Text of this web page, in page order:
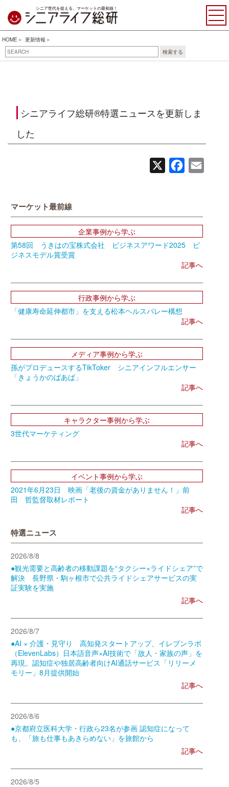
シニア世代を捉える、マーケットの最前線！
HOME
更新情報
検索する
シニアライフ総研®特選ニュースを更新しま
した
Facebook
マーケット最前線
企業事例から学ぶ
第58回 うきはの宝株式会社 ビジネスアワード2025 ビ
ジネスモデル賞受賞
記事へ
行政事例から学ぶ
「健康寿命延伸都市」を支える松本ヘルスバレー構想
記事へ
メディア事例から学ぶ
孫がプロデュースするTikToker シニアインフルエンサー
「きょうかのばあば」
記事へ
キャラクター事例から学ぶ
3世代マーケティング
記事へ
イベント事例から学ぶ
2021年6月23日 映画「老後の資金がありません！」前
田 哲監督取材レポート
記事へ
特選ニュース
2026/8/8
●観光需要と高齢者の移動課題を“タクシー×ライドシェア”で
解決 長野県・駒ヶ根市で公共ライドシェアサービスの実
証実験を実施
記事へ
2026/8/7
●AI × 介護・見守り 高知発スタートアップ、イレブンラボ
（ElevenLabs）日本語音声×AI技術で「故人・家族の声」を
再現。認知症や独居高齢者向けAI通話サービス「リリーメ
モリー」8月提供開始
記事へ
2026/8/6
●京都府立医科大学・行政ら23名が参画 認知症になって
も、「旅も仕事もあきらめない」を旅館から
記事へ
2026/8/5